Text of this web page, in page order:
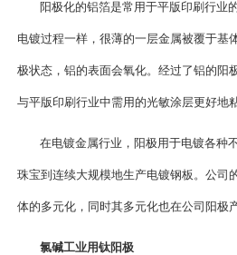
阳极化的铝箔是常用于平版印刷行业
电镀过程一样，很薄的一层金属被覆于基
极状态，铝的表面会氧化。经过了铝的阳
与平版印刷行业中需用的光敏涂层更好地
在电镀金属行业，阳极用于电镀各种
珠宝到连续大规模地生产电镀钢板。公司
体的多元化，同时其多元化也在公司阳极
氯碱工业用钛阳极